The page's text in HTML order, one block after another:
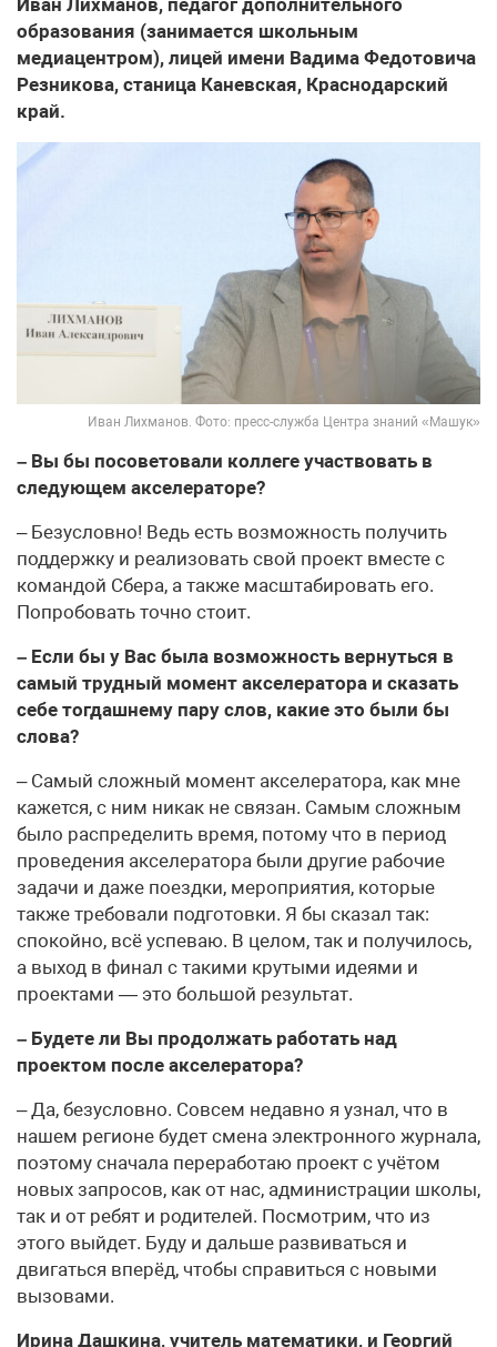
Иван Лихманов, педагог дополнительного
образования (занимается школьным
медиацентром), лицей имени Вадима Федотовича
Резникова, станица Каневская, Краснодарский
край.
Иван Лихманов. Фото: пресс-служба Центра знаний «Машук»
– Вы бы посоветовали коллеге участвовать в
следующем акселераторе?
– Безусловно! Ведь есть возможность получить
поддержку и реализовать свой проект вместе с
командой Сбера, а также масштабировать его.
Попробовать точно стоит.
– Если бы у Вас была возможность вернуться в
самый трудный момент акселератора и сказать
себе тогдашнему пару слов, какие это были бы
слова?
– Самый сложный момент акселератора, как мне
кажется, с ним никак не связан. Самым сложным
было распределить время, потому что в период
проведения акселератора были другие рабочие
задачи и даже поездки, мероприятия, которые
также требовали подготовки. Я бы сказал так:
спокойно, всё успеваю. В целом, так и получилось,
а выход в финал с такими крутыми идеями и
проектами — это большой результат.
– Будете ли Вы продолжать работать над
проектом после акселератора?
– Да, безусловно. Совсем недавно я узнал, что в
нашем регионе будет смена электронного журнала,
поэтому сначала переработаю проект с учётом
новых запросов, как от нас, администрации школы,
так и от ребят и родителей. Посмотрим, что из
этого выйдет. Буду и дальше развиваться и
двигаться вперёд, чтобы справиться с новыми
вызовами.
Ирина Дашкина, учитель математики, и Георгий